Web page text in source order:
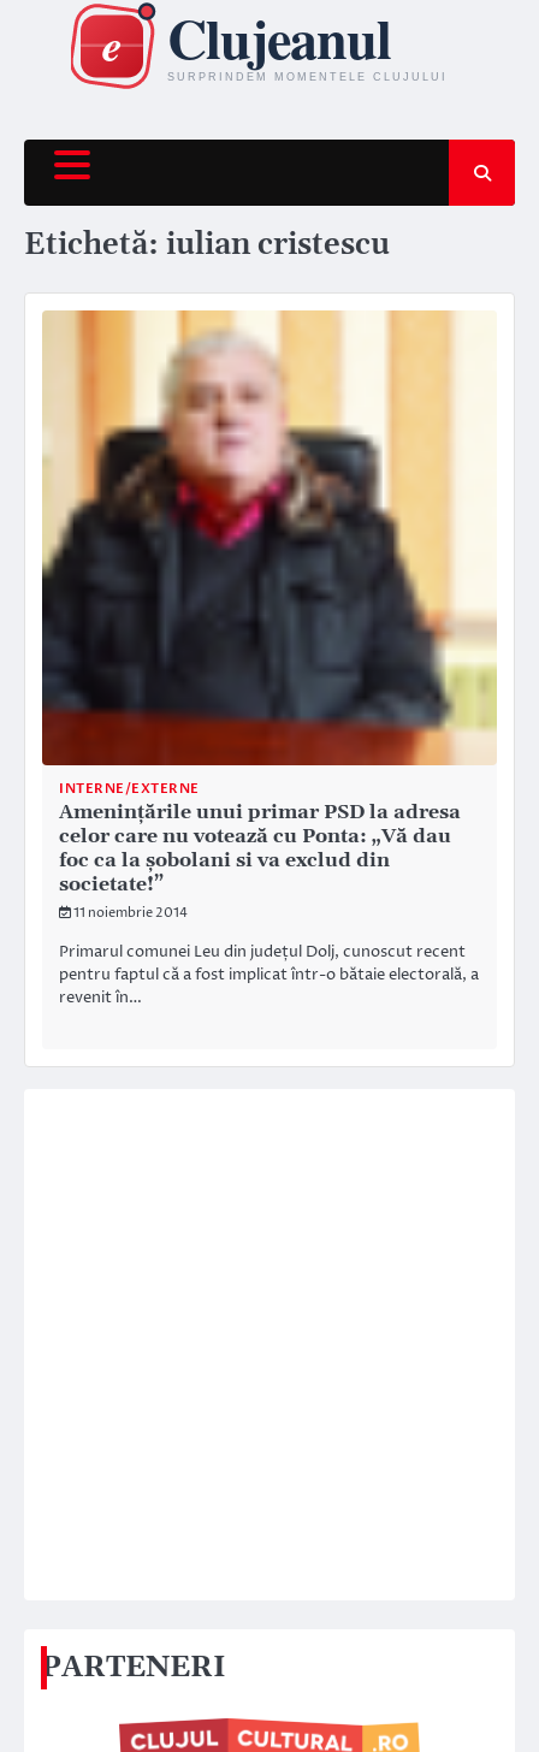
content
Etichetă: iulian cristescu
INTERNE/EXTERNE
Amenințările unui primar PSD la adresa
celor care nu votează cu Ponta: „Vă dau
foc ca la șobolani si va exclud din
societate!”
11 noiembrie 2014
Primarul comunei Leu din județul Dolj, cunoscut recent
pentru faptul că a fost implicat într-o bătaie electorală, a
revenit în…
PARTENERI